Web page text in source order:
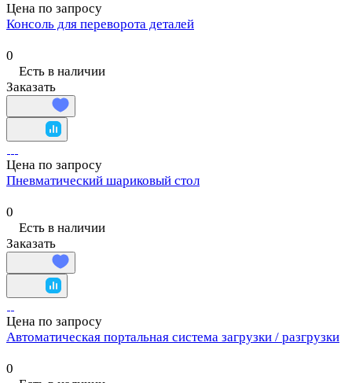
Цена по запросу
Консоль для переворота деталей
0
Есть в наличии
Заказать
Цена по запросу
Пневматический шариковый стол
0
Есть в наличии
Заказать
Цена по запросу
Автоматическая портальная система загрузки / разгрузки
0